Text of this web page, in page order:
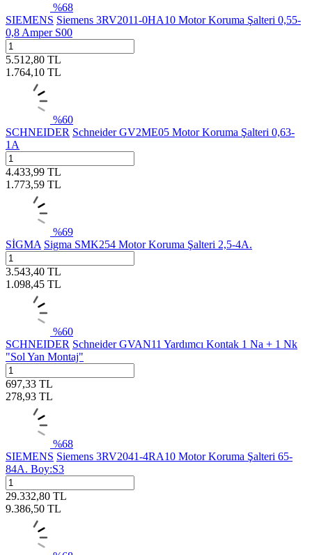
%68
SIEMENS Siemens 3RV2011-0HA10 Motor Koruma Şalteri 0,55-
0,8 Amper S00
5.512,80 TL
1.764,10 TL
%60
SCHNEIDER Schneider GV2ME05 Motor Koruma Şalteri 0,63-
1A
4.433,99 TL
1.773,59 TL
%69
SİGMA Sigma SMK254 Motor Koruma Şalteri 2,5-4A.
3.543,40 TL
1.098,45 TL
%60
SCHNEIDER Schneider GVAN11 Yardımcı Kontak 1 Na + 1 Nk
"Sol Yan Montaj"
697,33 TL
278,93 TL
%68
SIEMENS Siemens 3RV2041-4RA10 Motor Koruma Şalteri 65-
84A. Boy:S3
29.332,80 TL
9.386,50 TL